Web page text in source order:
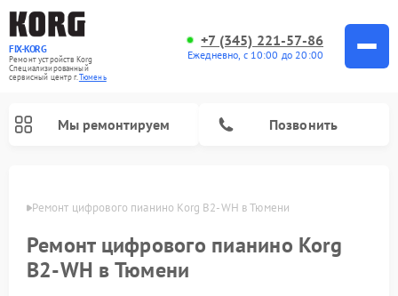
FIX-KORG
Ремонт устройств Korg
Специализированный
cервисный центр г.Тюмень
+7 (345) 221-57-86
Ежедневно, с 10:00 до 20:00
Мы ремонтируем Позвонить
Ремонт цифрового пианино Korg B2-WH в Тюмени
Ремонт цифрового пианино Korg
B2-WH в Тюмени